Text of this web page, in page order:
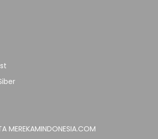
MEREKAMINDONESIA.COM